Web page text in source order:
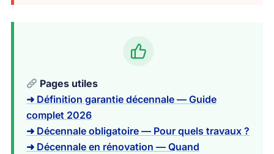
Pages utiles
➜ Définition garantie décennale — Guide
complet 2026
➜ Décennale obligatoire — Pour quels travaux ?
➜ Décennale en rénovation — Quand